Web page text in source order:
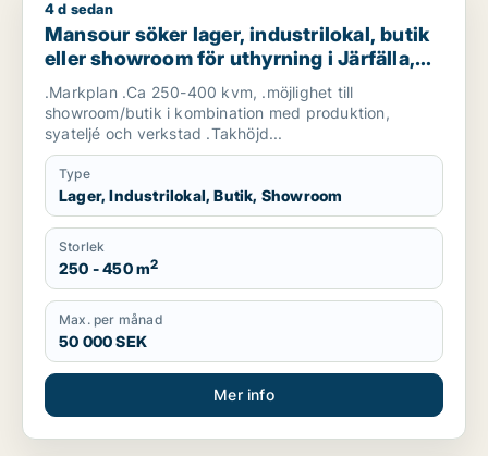
Mansour söker lager, industrilokal, butik eller showroom för
4 d sedan
Mansour söker lager, industrilokal, butik
eller showroom för uthyrning i Järfälla,
Danderyd eller Sollentuna m.fl.
.Markplan .Ca 250-400 kvm, .möjlighet till
showroom/butik i kombination med produktion,
syateljé och verkstad .Takhöjd...
Type
Lager, Industrilokal, Butik, Showroom
Storlek
250 - 450 m2
Max. per månad
50 000 SEK
Mer info